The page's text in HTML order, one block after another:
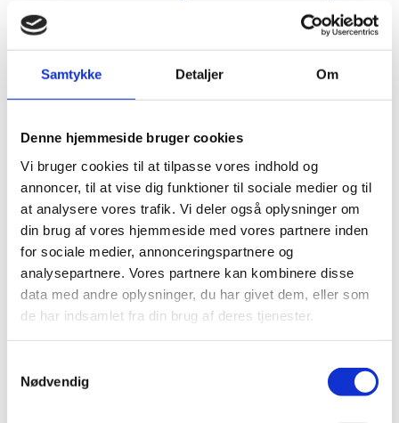
Samtykke Detaljer Om
Denne hjemmeside bruger cookies
Vi bruger cookies til at tilpasse vores indhold og
annoncer, til at vise dig funktioner til sociale medier og til
at analysere vores trafik. Vi deler også oplysninger om
din brug af vores hjemmeside med vores partnere inden
for sociale medier, annonceringspartnere og
analysepartnere. Vores partnere kan kombinere disse
data med andre oplysninger, du har givet dem, eller som
de har indsamlet fra din brug af deres tjenester.
Nødvendig
Hypoteser
Rådet gennemførte tre analyser baseret på tre
forskellige arbejdshypoteser:
Der er ikke tilstrækkelig plads til nybrud, kreativitet
og fejltrin i den danske ph.d.-uddannelse.
Ph.d.-uddannelsen er for ensidigt orienteret mod
en forskerkarriere, selvom den indeholder
værdifulde elementer for aftagerne uden for
universiteterne.
Ph.d.-uddannelsen forbereder ikke tilstrækkeligt til
iværksætteri og til at løfte innovationskraften i den
private og offentlige sektor.
DFIR ønsker på baggrund af undersøgelsen at initiere
en drøftelse af, om vi får det bedste ud af de anslåede